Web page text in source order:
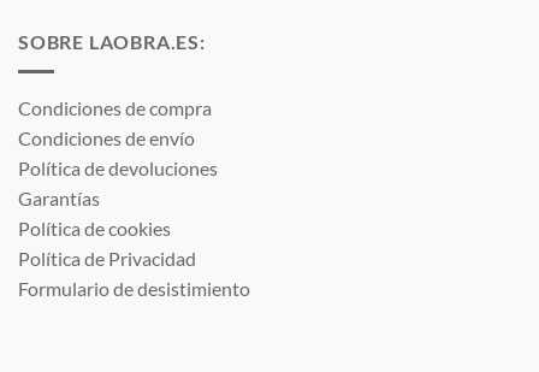
SOBRE LAOBRA.ES:
Condiciones de compra
Condiciones de envío
Política de devoluciones
Garantías
Política de cookies
Política de Privacidad
Formulario de desistimiento